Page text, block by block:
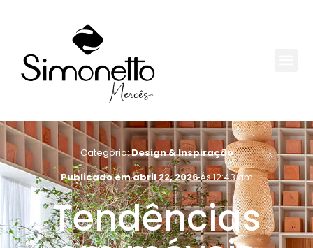
Categoria:Design & Inspiração
Publicado emabril 22, 2026Ás12:43 am
Tendências